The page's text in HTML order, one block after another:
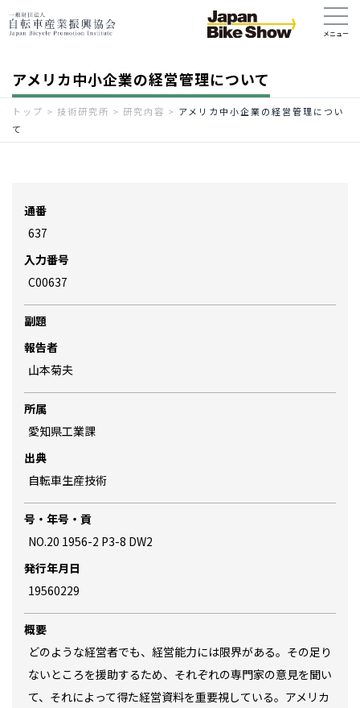
アメリカ中小企業の経営管理について
トップ > 技術研究所 > 研究内容 > アメリカ中小企業の経営管理につい
て
通番
637
入力番号
C00637
副題
報告者
山本菊夫
所属
愛知県工業課
出典
自転車生産技術
号・年号・貢
NO.20 1956-2 P3-8 DW2
発行年月日
19560229
概要
どのような経営者でも、経営能力には限界がある。その足り
ないところを援助するため、それぞれの専門家の意見を聞い
て、それによって得た経営資料を重要視している。アメリカ